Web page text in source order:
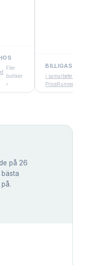
Fler
butiker
›
BILLIGAST
i samarbete med
PriceRunner
på 26